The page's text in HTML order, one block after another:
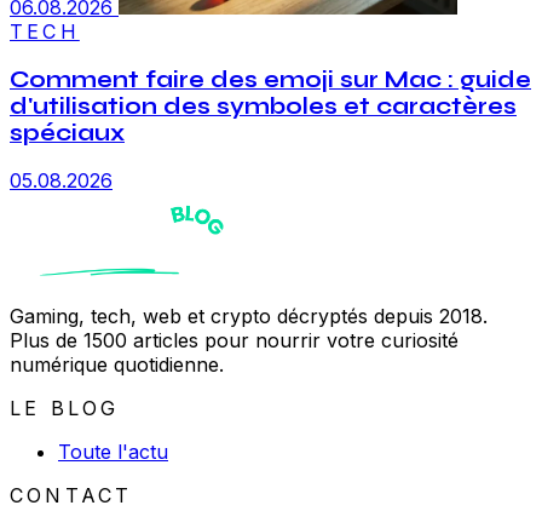
06.08.2026
TECH
Comment faire des emoji sur Mac : guide
d'utilisation des symboles et caractères
spéciaux
05.08.2026
Gaming, tech, web et crypto décryptés depuis 2018.
Plus de 1500 articles pour nourrir votre curiosité
numérique quotidienne.
LE BLOG
Toute l'actu
CONTACT